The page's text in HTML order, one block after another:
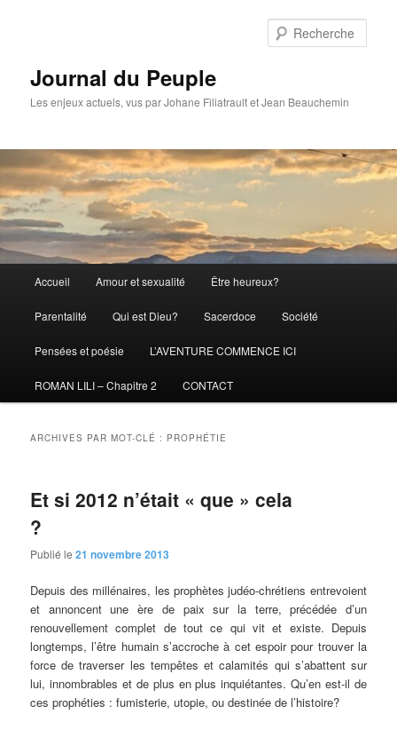
Journal du Peuple
Les enjeux actuels, vus par Johane Filiatrault et Jean Beauchemin
principal
Accueil Amour et sexualité Être heureux?
Parentalité Qui est Dieu? Sacerdoce Société
Pensées et poésie L’AVENTURE COMMENCE ICI
ROMAN LILI – Chapitre 2 CONTACT
ARCHIVES PAR MOT-CLÉ : PROPHÉTIE
Et si 2012 n’était « que » cela
?
Publié le21 novembre 2013
Depuis des millénaires, les prophètes judéo-chrétiens entrevoient
et annoncent une ère de paix sur la terre, précédée d’un
renouvellement complet de tout ce qui vit et existe. Depuis
longtemps, l’être humain s’accroche à cet espoir pour trouver la
force de traverser les tempêtes et calamités qui s’abattent sur
lui, innombrables et de plus en plus inquiétantes. Qu’en est-il de
ces prophéties : fumisterie, utopie, ou destinée de l’histoire?